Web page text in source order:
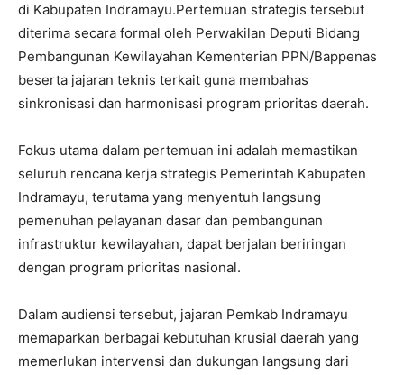
di Kabupaten Indramayu.Pertemuan strategis tersebut
diterima secara formal oleh Perwakilan Deputi Bidang
Pembangunan Kewilayahan Kementerian PPN/Bappenas
beserta jajaran teknis terkait guna membahas
sinkronisasi dan harmonisasi program prioritas daerah.
Fokus utama dalam pertemuan ini adalah memastikan
seluruh rencana kerja strategis Pemerintah Kabupaten
Indramayu, terutama yang menyentuh langsung
pemenuhan pelayanan dasar dan pembangunan
infrastruktur kewilayahan, dapat berjalan beriringan
dengan program prioritas nasional.
Dalam audiensi tersebut, jajaran Pemkab Indramayu
memaparkan berbagai kebutuhan krusial daerah yang
memerlukan intervensi dan dukungan langsung dari